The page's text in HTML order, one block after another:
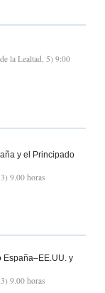
la Lealtad, 5) 9:00
y el Principado
9.00 horas
España–EE.UU. y
9.00 horas